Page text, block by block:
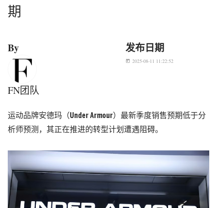
期
By
FN团队
发布日期
today 2025-08-11 11:22:52
运动品牌安德玛（Under Armour）最新季度销售预期低于分
析师预测，其正在推进的转型计划遭遇阻碍。